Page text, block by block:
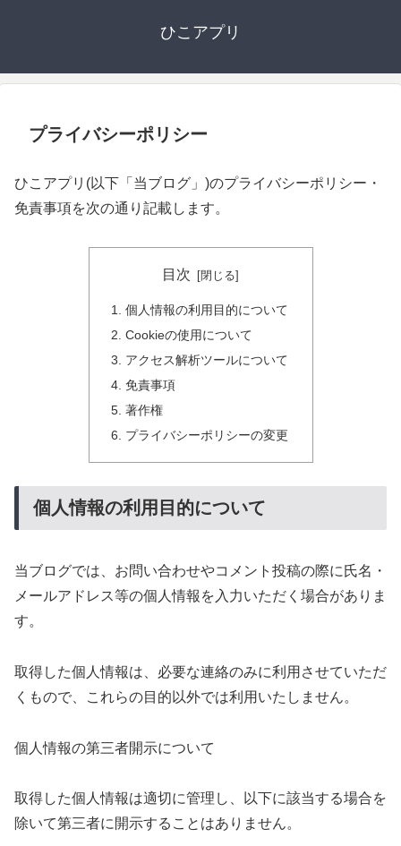
ひこアプリ
プライバシーポリシー
ひこアプリ(以下「当ブログ」)のプライバシーポリシー・
免責事項を次の通り記載します。
目次
個人情報の利用目的について
Cookieの使用について
アクセス解析ツールについて
免責事項
著作権
プライバシーポリシーの変更
個人情報の利用目的について
当ブログでは、お問い合わせやコメント投稿の際に氏名・
メールアドレス等の個人情報を入力いただく場合がありま
す。
取得した個人情報は、必要な連絡のみに利用させていただ
くもので、これらの目的以外では利用いたしません。
個人情報の第三者開示について
取得した個人情報は適切に管理し、以下に該当する場合を
除いて第三者に開示することはありません。